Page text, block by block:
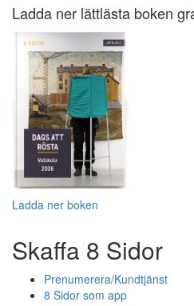
Ladda ner lättlästa boken
Ladda ner boken
Skaffa 8 Sidor
Prenumerera/Kundtjänst
8 Sidor som app